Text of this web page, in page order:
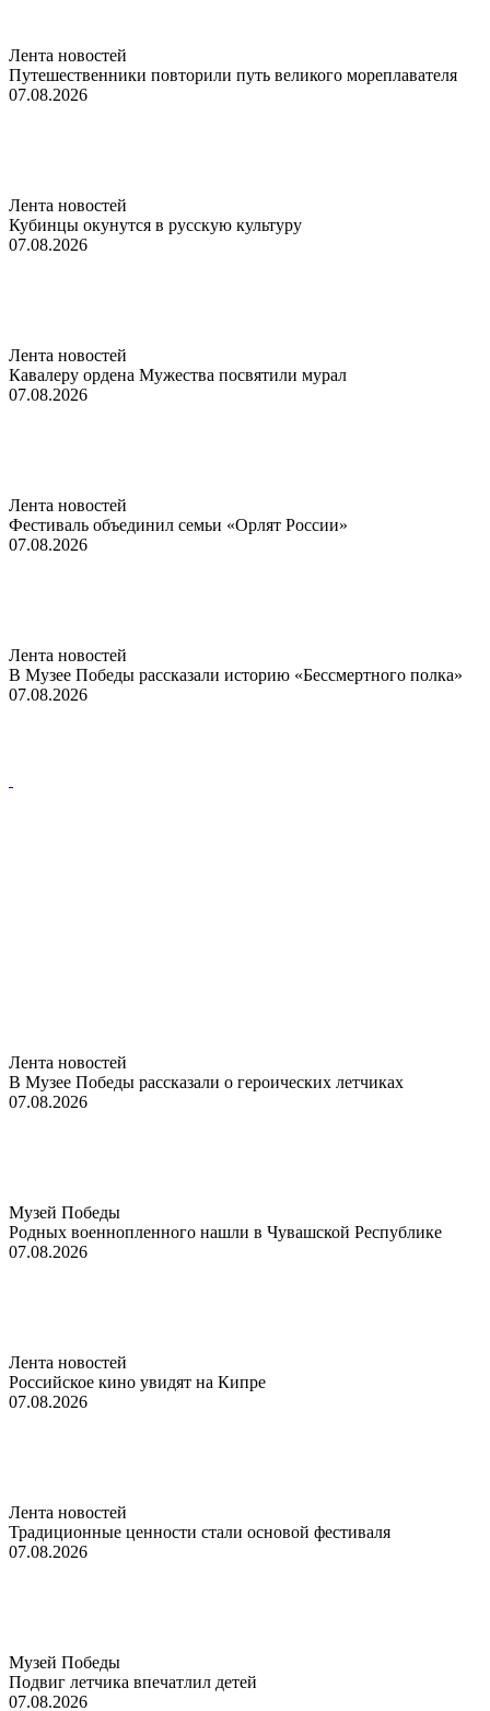
Лента новостей
Путешественники повторили путь великого мореплавателя
07.08.2026
Лента новостей
Кубинцы окунутся в русскую культуру
07.08.2026
Лента новостей
Кавалеру ордена Мужества посвятили мурал
07.08.2026
Лента новостей
Фестиваль объединил семьи «Орлят России»
07.08.2026
Лента новостей
В Музее Победы рассказали историю «Бессмертного полка»
07.08.2026
Лента новостей
В Музее Победы рассказали о героических летчиках
07.08.2026
Музей Победы
Родных военнопленного нашли в Чувашской Республике
07.08.2026
Лента новостей
Российское кино увидят на Кипре
07.08.2026
Лента новостей
Традиционные ценности стали основой фестиваля
07.08.2026
Музей Победы
Подвиг летчика впечатлил детей
07.08.2026